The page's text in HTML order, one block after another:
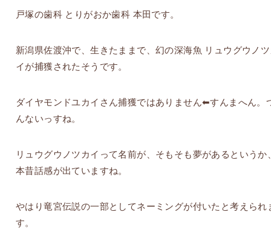
戸塚の歯科 とりがおか歯科 本田です。
新潟県佐渡沖で、生きたままで、幻の深海魚 リュウグウノ
イが捕獲されたそうです。
ダイヤモンドユカイさん捕獲ではありません⬅︎すんまへん。
んないっすね。
リュウグウノツカイって名前が、そもそも夢があるというか
本昔話感が出ていますね。
やはり竜宮伝説の一部としてネーミングが付いたと考えられ
す。